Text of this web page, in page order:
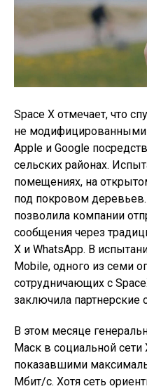
Space X отмечает, что
не модифицированными
Apple и Google
сельских районах.
помещениях, на
под покровом
позволила компании
сообщения через
X и WhatsApp. В
Mobile, одного из семи
сотрудничающих с
заключила партнерские
В этом месяце
Маск в социальной сети
показавшими
Мбит/с. Хотя сеть